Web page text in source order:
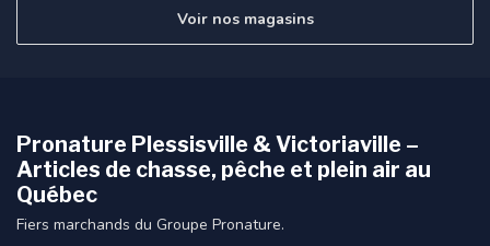
Voir nos magasins
Pronature Plessisville & Victoriaville –
Articles de chasse, pêche et plein air au
Québec
Fiers marchands du Groupe Pronature.